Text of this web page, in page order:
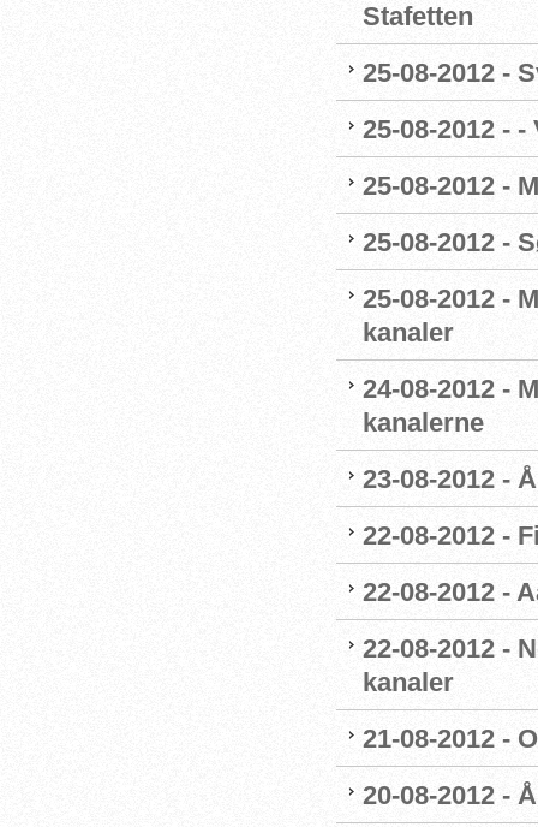
Stafetten
25-08-2012 -
25-08-2012 -
25-08-2012 -
25-08-2012 -
25-08-2012 -
kanaler
24-08-2012 -
kanalerne
23-08-2012 -
22-08-2012 -
22-08-2012 -
22-08-2012 -
kanaler
21-08-2012 -
20-08-2012 -